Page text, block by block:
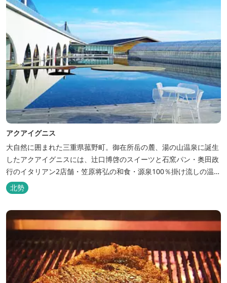
アクアイグニス
大自然に囲まれた三重県菰野町。御在所岳の麓、湯の山温泉に誕生
したアクアイグニスには、辻󠄀口博啓のスイーツと石窯パン・奥田政
行のイタリアン2店舗・笠原将弘の和食・源泉100％掛け流しの温
泉・宿泊棟・離れ宿・苺ハウス・ギャラリーなど、様々な『癒し』
と『食』が集結しております。 【『癒し』の追求 】 ◆源泉100%
掛け流し「片岡温泉」 片岡温泉は、地下1,200ｍより湯口で約42℃
の...
北勢